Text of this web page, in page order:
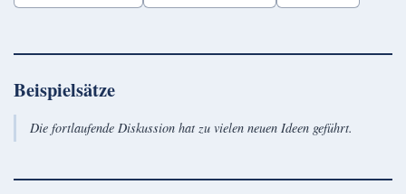
Beispielsätze
Die fortlaufende Diskussion hat zu vielen neuen Ideen geführt.